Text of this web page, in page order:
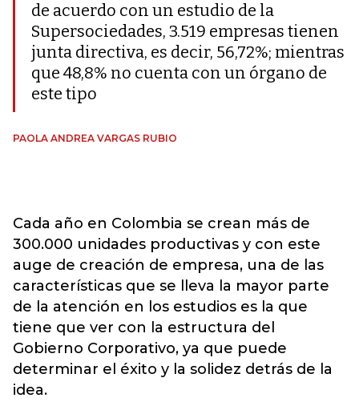
de acuerdo con un estudio de la
Supersociedades, 3.519 empresas tienen
junta directiva, es decir, 56,72%; mientras
que 48,8% no cuenta con un órgano de
este tipo
PAOLA ANDREA VARGAS RUBIO
Cada año en Colombia se crean más de
300.000 unidades productivas y con este
auge de creación de empresa, una de las
características que se lleva la mayor parte
de la atención en los estudios es la que
tiene que ver con la estructura del
Gobierno Corporativo, ya que puede
determinar el éxito y la solidez detrás de la
idea.